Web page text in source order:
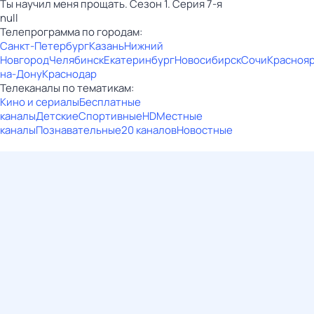
Ты научил меня прощать. Сезон 1. Серия 7-я
null
Телепрограмма по городам:
Санкт-ПетербургКазаньНижний
НовгородЧелябинскЕкатеринбургНовосибирскСочи
на-ДонуКраснодар
Телеканалы по тематикам:
Кино и сериалыБесплатные
каналыДетскиеСпортивныеHDМестные
каналыПознавательные20 каналовНовостные